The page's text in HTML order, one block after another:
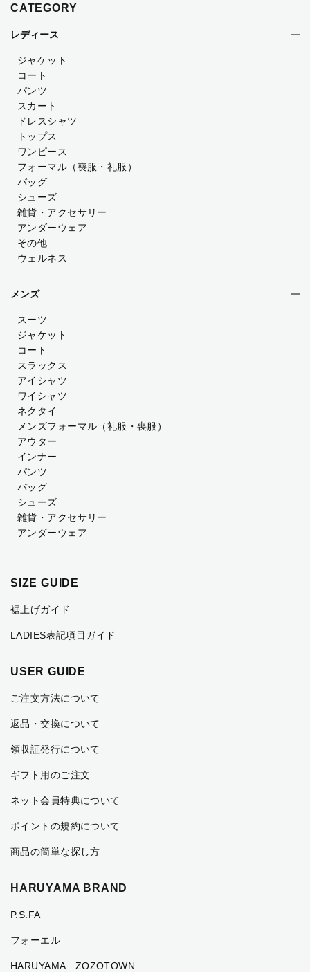
CATEGORY
レディース
ジャケット
コート
パンツ
スカート
ドレスシャツ
トップス
ワンピース
フォーマル（喪服・礼服）
バッグ
シューズ
雑貨・アクセサリー
アンダーウェア
その他
ウェルネス
メンズ
スーツ
ジャケット
コート
スラックス
アイシャツ
ワイシャツ
ネクタイ
メンズフォーマル （礼服・喪服）
アウター
インナー
パンツ
バッグ
シューズ
雑貨・アクセサリー
アンダーウェア
SIZE GUIDE
裾上げガイド
LADIES表記項目ガイド
USER GUIDE
ご注文方法について
返品・交換について
領収証発行について
ギフト用のご注文
ネット会員特典について
ポイントの規約について
商品の簡単な探し方
HARUYAMA BRAND
P.S.FA
フォーエル
HARUYAMA ZOZOTOWN